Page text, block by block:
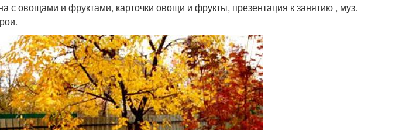
с овощами и фруктами, карточки овощи и фрукты, презентация к занятию , муз.